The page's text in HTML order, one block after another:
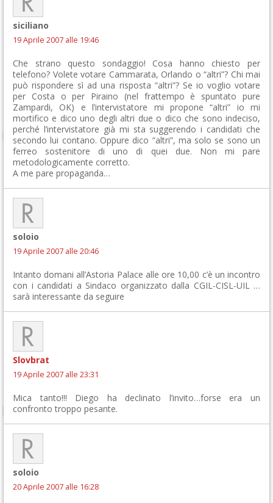
siciliano
19 Aprile 2007 alle 19:46
Che strano questo sondaggio! Cosa hanno chiesto per
telefono? Volete votare Cammarata, Orlando o “altri”? Chi mai
può rispondere sì ad una risposta “altri”? Se io voglio votare
per Costa o per Piraino (nel frattempo è spuntato pure
Zampardi, OK) e l’intervistatore mi propone “altri” io mi
mortifico e dico uno degli altri due o dico che sono indeciso,
perché l’intervistatore già mi sta suggerendo i candidati che
secondo lui contano. Oppure dico “altri”, ma solo se sono un
ferreo sostenitore di uno di quei due. Non mi pare
metodologicamente corretto.
A me pare propaganda…
soloio
19 Aprile 2007 alle 20:46
Intanto domani all’Astoria Palace alle ore 10,00 c’è un incontro
con i candidati a Sindaco organizzato dalla CGIL-CISL-UIL …
sarà interessante da seguire
Slovbrat
19 Aprile 2007 alle 23:31
Mica tanto!!! Diego ha declinato l’invito…forse era un
confronto troppo pesante.
soloio
20 Aprile 2007 alle 16:28